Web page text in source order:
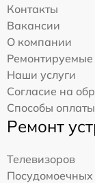
Контакты
Вакансии
О компании
Наши услуги
Согласие на
Способы оплаты
Ремонт
Телевизоров
Посудомоечных